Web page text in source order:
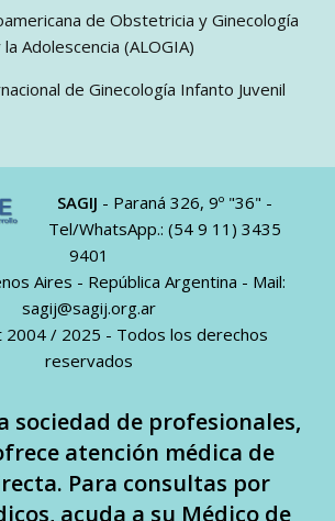
de Obstetricia y Ginecología
Adolescencia (ALOGIA)
de Ginecología Infanto Juvenil
SAGIJ - Paraná 326, 9º "36" -
Tel/WhatsApp.: (54 9 11) 3435
9401
Aires - República Argentina - Mail:
sagij@sagij.org.ar
/ 2025 - Todos los derechos
reservados
sociedad de profesionales,
atención médica de
Para consultas por
acuda a su Médico de